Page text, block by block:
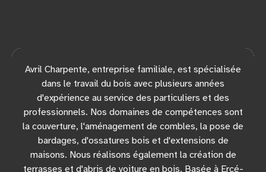
Avril Charpente, entreprise familiale, est spécialisée
dans le travail du bois avec plusieurs années
d'expérience au service des particuliers et des
professionnels. Nos domaines de compétences sont
la couverture, l'aménagement de combles, la pose de
bardages, d'ossatures bois et d'extensions de
maisons. Nous réalisons également la création de
terrasses et d'abris de voiture en bois. Basée à Ercé-